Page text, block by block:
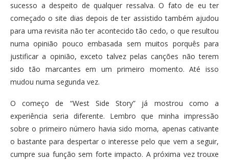
sucesso a despeito de qualquer ressalva. O fato de eu ter
começado o site dias depois de ter assistido também ajudou
para uma revisita não ter acontecido tão cedo, o que resultou
numa opinião pouco embasada sem muitos porquês para
justificar a opinião, exceto talvez pelas canções não terem
sido tão marcantes em um primeiro momento. Até isso
mudou numa segunda vez.
O começo de “West Side Story” já mostrou como a
experiência seria diferente. Lembro que minha impressão
sobre o primeiro número havia sido morna, apenas cativante
o bastante para despertar o interesse pelo que vem a seguir,
cumpre sua função sem forte impacto. A próxima vez trouxe